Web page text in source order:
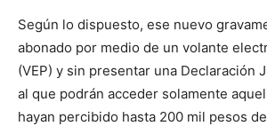
Según lo dispuesto, ese nuevo
abonado por medio de un volante
(VEP) y sin presentar una Declaración
al que podrán acceder solamente
hayan percibido hasta 200 mil pesos